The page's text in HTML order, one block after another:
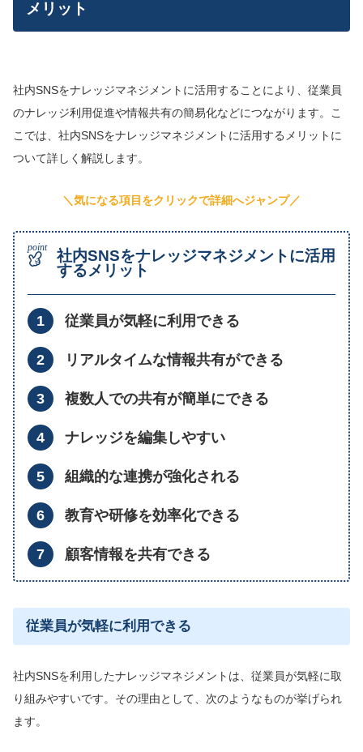
メリット
社内SNSをナレッジマネジメントに活用することにより、従業員
のナレッジ利用促進や情報共有の簡易化などにつながります。こ
こでは、社内SNSをナレッジマネジメントに活用するメリットに
ついて詳しく解説します。
＼気になる項目をクリックで詳細へジャンプ／
社内SNSをナレッジマネジメントに活用
するメリット
従業員が気軽に利用できる
リアルタイムな情報共有ができる
複数人での共有が簡単にできる
ナレッジを編集しやすい
組織的な連携が強化される
教育や研修を効率化できる
顧客情報を共有できる
従業員が気軽に利用できる
社内SNSを利用したナレッジマネジメントは、従業員が気軽に取
り組みやすいです。その理由として、次のようなものが挙げられ
ます。